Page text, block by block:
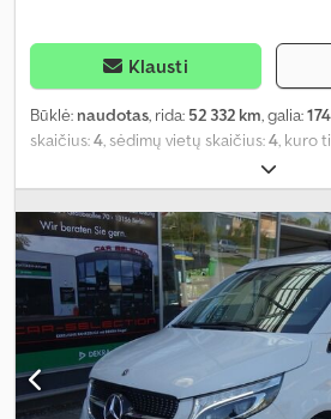
Klausti
Būklė: naudotas, rida: 52 332 km, galia:
skaičius:4, sėdimų vietų skaičius:4, kuro
auksas, pirmoji
emisijos klasė:nėra, pakaba:kitas,
dyzelinas, Įranga:ABS, autonominis
kompiuteris, centrinis užraktas,
programa (ESP), imobilaizerio sistema,
navigacijos sistema, oro
priekabos jungtis, stumdomos durys